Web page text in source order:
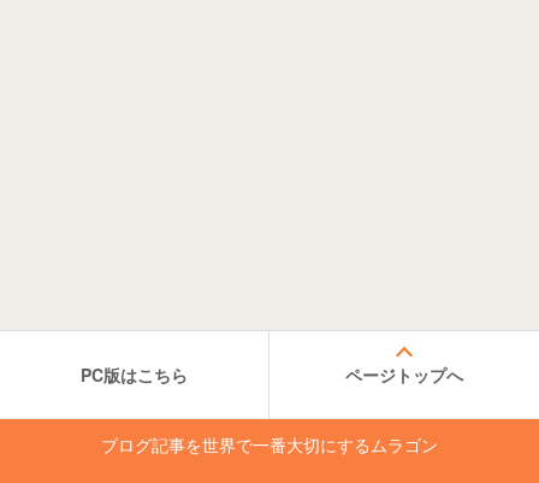
PC版はこちら ページトップへ
ブログ記事を世界で一番大切にするムラゴン